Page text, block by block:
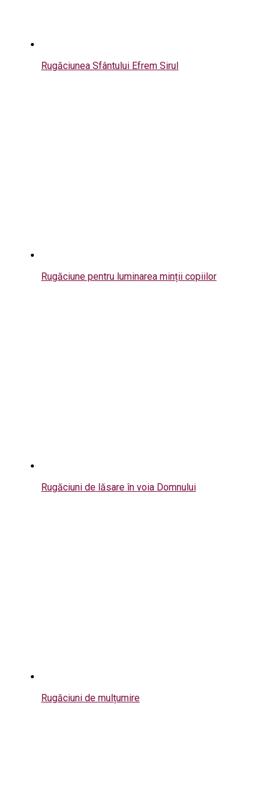
Rugăciunea Sfântului Efrem Sirul
Rugăciune pentru luminarea minții copiilor
Rugăciuni de lăsare în voia Domnului
Rugăciuni de mulțumire